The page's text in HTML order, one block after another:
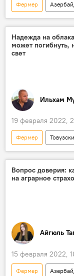
Фермер
удобрения
дефицит
Надежда на
может погибнуть,
свет
Ильхам
19 февраля 2022,
Фермер
Зерно
Вопрос доверия:
на аграрное
Айгюль
15 февраля 2022,
Фермер